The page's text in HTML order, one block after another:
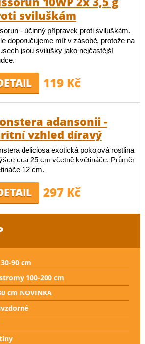
sviluškám
- účinný přípravek proti sviluškám.
doporučujeme mít v zásobě, protože na
jsou svilušky jako nejčastější
119 Kč
adansonii -
vzhled díravý
deliciosa exotická pokojová rostlina
cca 25 cm včetně květináče. Průměr
12 cm.
297 Kč
90 cm
100-200 cm
cm NOVINKA